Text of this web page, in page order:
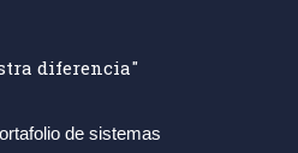
diferencia"
de sistemas